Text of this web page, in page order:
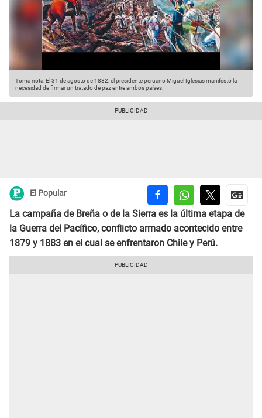
Toma nota: El 31 de agosto de 1882, el presidente peruano Miguel Iglesias manifestó la
necesidad de firmar un tratado de paz entre ambos países.
El Popular
La campaña de Breña o de la Sierra es la última etapa de
la Guerra del Pacífico, conflicto armado acontecido entre
1879 y 1883 en el cual se enfrentaron Chile y Perú.